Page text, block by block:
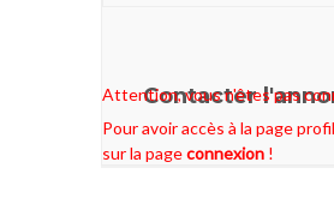
Contacter
Attention, vous n'êtes pas
Pour avoir accès à la page
sur la pageconnexion !